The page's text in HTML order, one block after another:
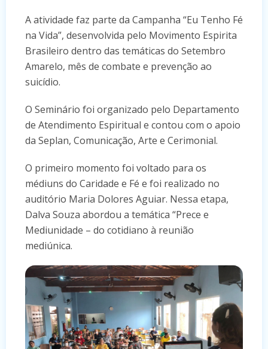
A atividade faz parte da Campanha “Eu Tenho Fé
na Vida”, desenvolvida pelo Movimento Espirita
Brasileiro dentro das temáticas do Setembro
Amarelo, mês de combate e prevenção ao
suicídio.
O Seminário foi organizado pelo Departamento
de Atendimento Espiritual e contou com o apoio
da Seplan, Comunicação, Arte e Cerimonial.
O primeiro momento foi voltado para os
médiuns do Caridade e Fé e foi realizado no
auditório Maria Dolores Aguiar. Nessa etapa,
Dalva Souza abordou a temática “Prece e
Mediunidade – do cotidiano à reunião
mediúnica.